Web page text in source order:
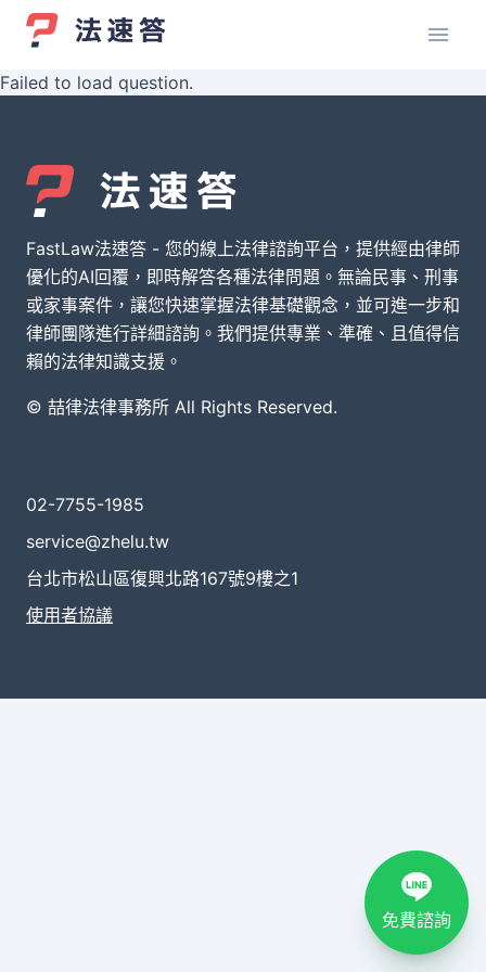
Failed to load question.
FastLaw法速答 - 您的線上法律諮詢平台，提供經由律師
優化的AI回覆，即時解答各種法律問題。無論民事、刑事
或家事案件，讓您快速掌握法律基礎觀念，並可進一步和
律師團隊進行詳細諮詢。我們提供專業、準確、且值得信
賴的法律知識支援。
© 喆律法律事務所 All Rights Reserved.
02-7755-1985
service@zhelu.tw
台北市松山區復興北路167號9樓之1
使用者協議
免費諮詢